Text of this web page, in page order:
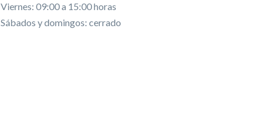
Viernes: 09:00 a 15:00 horas
Sábados y domingos: cerrado